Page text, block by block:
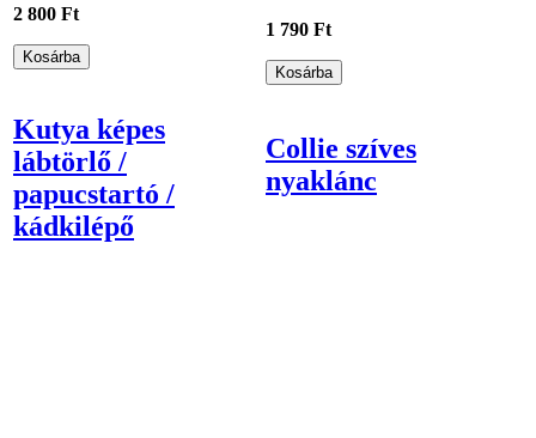
2 800 Ft
1 790 Ft
Kutya képes
lábtörlő /
papucstartó /
kádkilépő
Collie szíves
nyaklánc